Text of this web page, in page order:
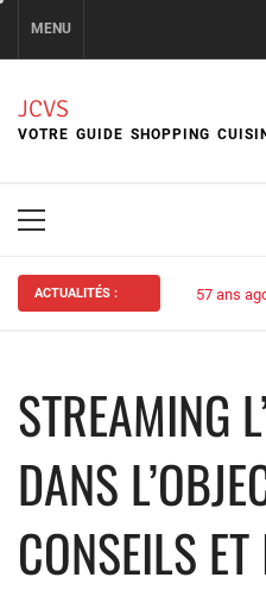
content
MENU
JCVS
VOTRE GUIDE SHOPPING
Primary
ACTUALITÉS : 57 ans
STREAMING
DANS
CONSEILS